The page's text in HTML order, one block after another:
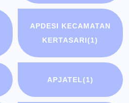
APDESI KECAMATAN
KERTASARI(1)
APJATEL(1)